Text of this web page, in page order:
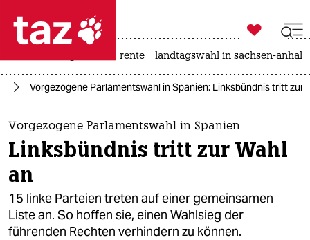
 taz zahl ich
taz zahl ich
themen
politik
öko
gesellschaft

taz zahl ich
rente landtagswahl in sachsen-anhalt
Vorgezogene Parlamentswahl in Spanien: Linksbündnis tritt zur
Vorgezogene Parlamentswahl in Spanien
Linksbündnis tritt zur Wahl
an
15 linke Parteien treten auf einer gemeinsamen
Liste an. So hoffen sie, einen Wahlsieg der
führenden Rechten verhindern zu können.